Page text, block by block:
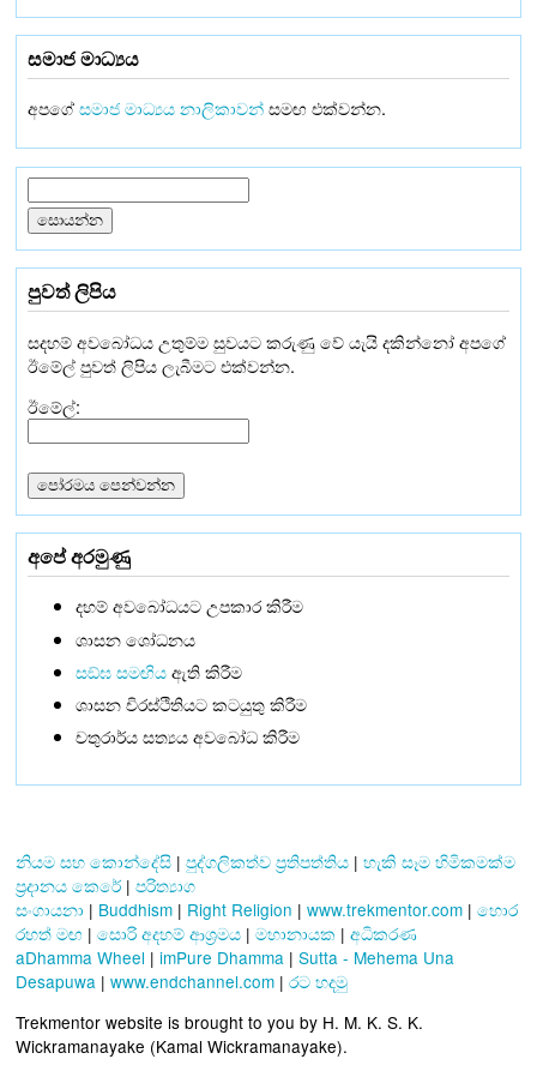
සමාජ මාධ්‍යය
අපගේසමාජ මාධ්‍යය නාලිකාවන්සමඟ එක්වන්න.
පුවත් ලිපිය
සදහම් අවබෝධය උතුම්ම සුවයට කරුණු වේ යැයි දකින්නෝ අපගේ
ඊමේල් පුවත් ලිපිය ලැබීමට එක්වන්න.
ඊමේල්:
අපේ අරමුණු
දහම් අවබෝධයට උපකාර කිරීම
ශාසන ශෝධනය
සඞ්‌ඝ සමඟියඇති කිරීම
ශාසන චිරස්ථිතියට කටයුතු කිරීම
චතුරාර්ය සත්‍යය අවබෝධ කිරීම
නියම සහ කොන්දේසි | පුද්ගලිකත්ව ප්‍රතිපත්තිය | හැකි සෑම හිමිකමක්ම
ප්‍රදානය කෙරේ | පරිත්‍යාග
සංගායනා | Buddhism | Right Religion | www.trekmentor.com | හොර
රහත් මඟ | සොරි අදහම් ආශ්‍රමය | මහානායක | අධිකරණ
aDhamma Wheel | imPure Dhamma | Sutta - Mehema Una
Desapuwa | www.endchannel.com | රට හදමු
Trekmentor website is brought to you by H. M. K. S. K.
Wickramanayake (Kamal Wickramanayake).